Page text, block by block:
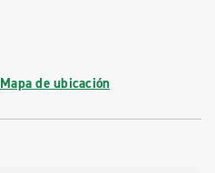
Mapa de ubicación